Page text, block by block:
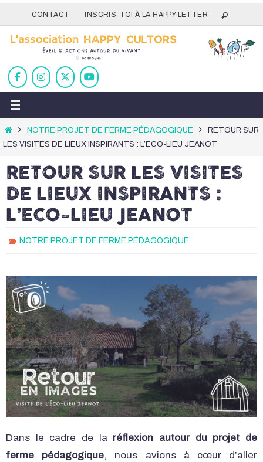
vers
contenu
CONTACT INSCRIS-TOI À LA HAPPY LETTER
HomeNOTRE PROJET DE FERME PÉDAGOGIQUE
RETOUR SUR
LES VISITES DE LIEUX INSPIRANTS : L’ECO-LIEU JEANOT
RETOUR SUR LES VISITES
DE LIEUX INSPIRANTS :
L’ECO-LIEU JEANOT
NOTRE PROJET DE FERME PÉDAGOGIQUE
Dans le cadre de la réflexion autour du projet de
ferme pédagogique, nous avions à cœur d’aller